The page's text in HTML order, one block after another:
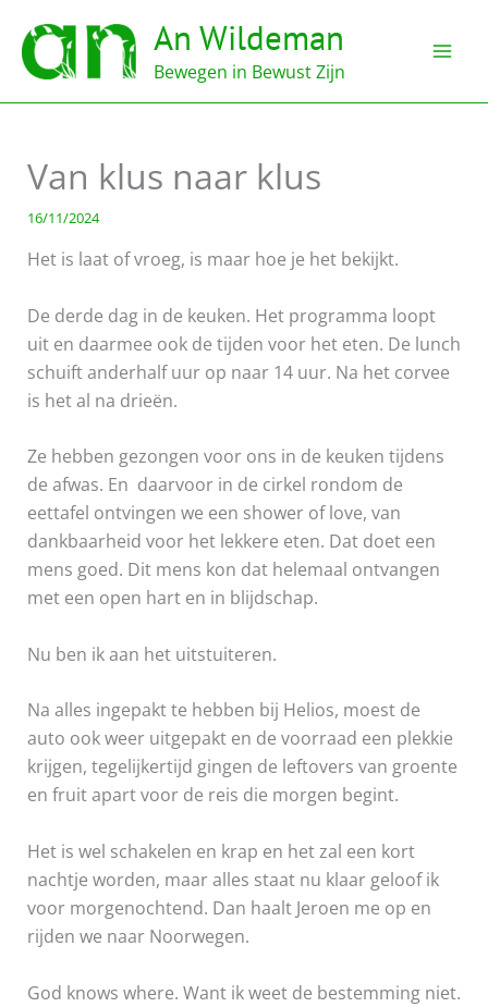
naar
inhoud
An Wildeman
Bewegen in Bewust Zijn
Van klus naar klus
16/11/2024
Het is laat of vroeg, is maar hoe je het bekijkt.
De derde dag in de keuken. Het programma loopt
uit en daarmee ook de tijden voor het eten. De lunch
schuift anderhalf uur op naar 14 uur. Na het corvee
is het al na drieën.
Ze hebben gezongen voor ons in de keuken tijdens
de afwas. En daarvoor in de cirkel rondom de
eettafel ontvingen we een shower of love, van
dankbaarheid voor het lekkere eten. Dat doet een
mens goed. Dit mens kon dat helemaal ontvangen
met een open hart en in blijdschap.
Nu ben ik aan het uitstuiteren.
Na alles ingepakt te hebben bij Helios, moest de
auto ook weer uitgepakt en de voorraad een plekkie
krijgen, tegelijkertijd gingen de leftovers van groente
en fruit apart voor de reis die morgen begint.
Het is wel schakelen en krap en het zal een kort
nachtje worden, maar alles staat nu klaar geloof ik
voor morgenochtend. Dan haalt Jeroen me op en
rijden we naar Noorwegen.
God knows where. Want ik weet de bestemming niet.